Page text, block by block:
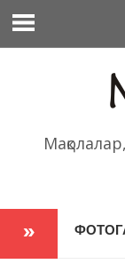
содержимому